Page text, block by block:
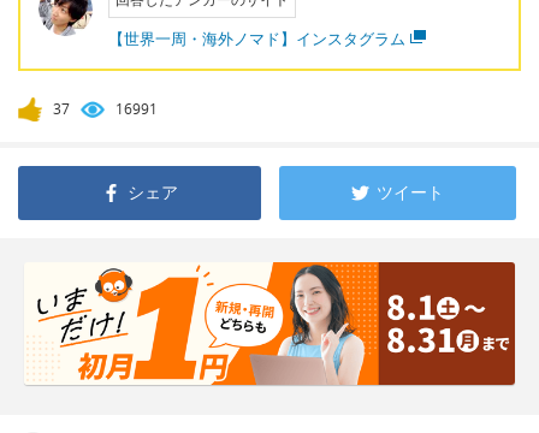
【世界一周・海外ノマド】インスタグラム
37 16991
シェア ツイート